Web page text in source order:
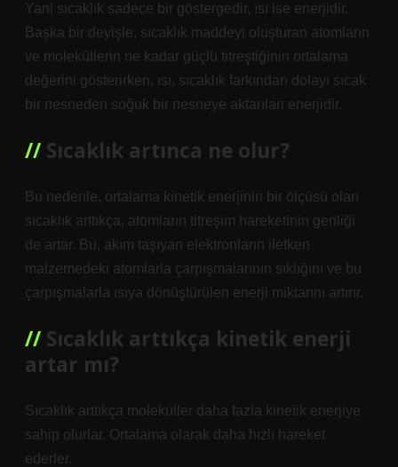
Yani sıcaklık sadece bir göstergedir, ısı ise enerjidir.
Başka bir deyişle, sıcaklık maddeyi oluşturan atomların
ve moleküllerin ne kadar güçlü titreştiğinin ortalama
değerini gösterirken, ısı, sıcaklık farkından dolayı sıcak
bir nesneden soğuk bir nesneye aktarılan enerjidir.
Sıcaklık artınca ne olur?
Bu nedenle, ortalama kinetik enerjinin bir ölçüsü olan
sıcaklık arttıkça, atomların titreşim hareketinin genliği
de artar. Bu, akım taşıyan elektronların iletken
malzemedeki atomlarla çarpışmalarının sıklığını ve bu
çarpışmalarla ısıya dönüştürülen enerji miktarını artırır.
Sıcaklık arttıkça kinetik enerji
artar mı?
Sıcaklık arttıkça moleküller daha fazla kinetik enerjiye
sahip olurlar. Ortalama olarak daha hızlı hareket
ederler.